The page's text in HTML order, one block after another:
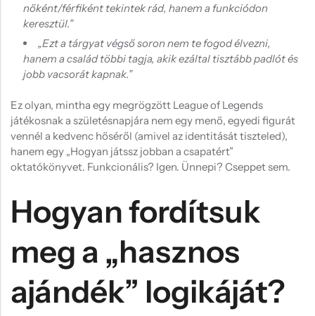
nőként/férfiként tekintek rád, hanem a funkciódon
keresztül.”
„Ezt a tárgyat végső soron nem te fogod élvezni,
hanem a család többi tagja, akik ezáltal tisztább padlót és
jobb vacsorát kapnak.”
Ez olyan, mintha egy megrögzött League of Legends
játékosnak a születésnapjára nem egy menő, egyedi figurát
vennél a kedvenc hőséről (amivel az identitását tiszteled),
hanem egy „Hogyan játssz jobban a csapatért”
oktatókönyvet. Funkcionális? Igen. Ünnepi? Cseppet sem.
Hogyan fordítsuk
meg a „hasznos
ajándék” logikáját?